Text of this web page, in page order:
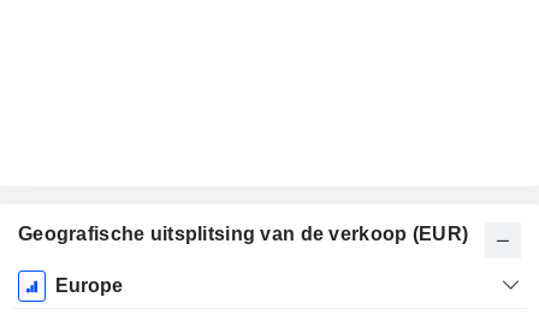
Geografische uitsplitsing van de verkoop (EUR)
Start
boekjaar:
Europe